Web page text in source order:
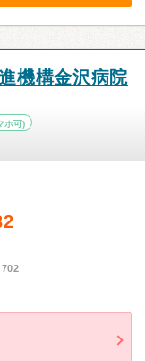
機構金沢病院
ホ可)
702